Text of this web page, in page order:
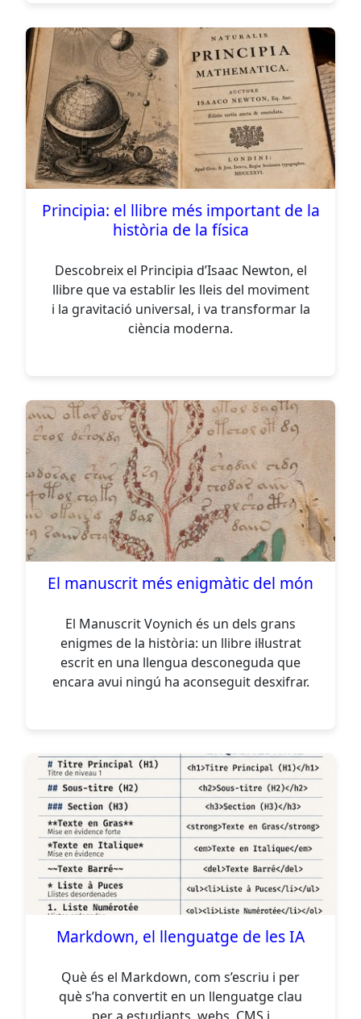
Principia: el llibre més important de la
història de la física
Descobreix el Principia d’Isaac Newton, el
llibre que va establir les lleis del moviment
i la gravitació universal, i va transformar la
ciència moderna.
El manuscrit més enigmàtic del món
El Manuscrit Voynich és un dels grans
enigmes de la història: un llibre il·lustrat
escrit en una llengua desconeguda que
encara avui ningú ha aconseguit desxifrar.
Markdown, el llenguatge de les IA
Què és el Markdown, com s’escriu i per
què s’ha convertit en un llenguatge clau